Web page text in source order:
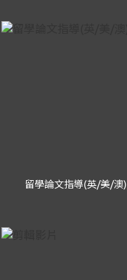
留學論文指導(英/美/澳)